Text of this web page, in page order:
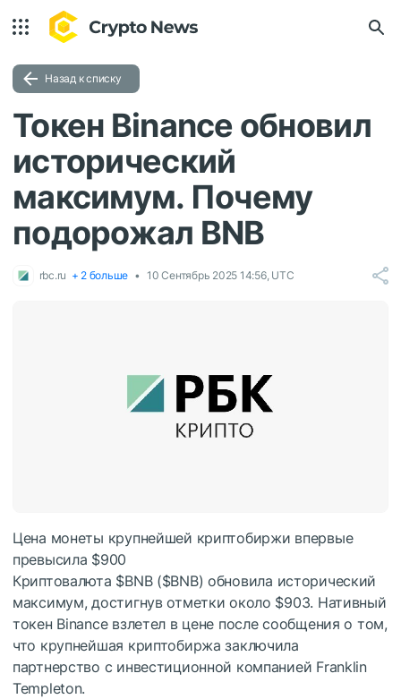
Назад к списку
Токен Binance обновил
исторический
максимум. Почему
подорожал BNB
rbc.ru + 2 больше 10 Сентябрь 2025 14:56, UTC
Цена монеты крупнейшей криптобиржи впервые
превысила $900
Криптовалюта $BNB($BNB) обновила исторический
максимум, достигнув отметки около $903. Нативный
токен Binance взлетел в цене после сообщения о том,
что крупнейшая криптобиржа заключила
партнерство с инвестиционной компанией Franklin
Templeton.